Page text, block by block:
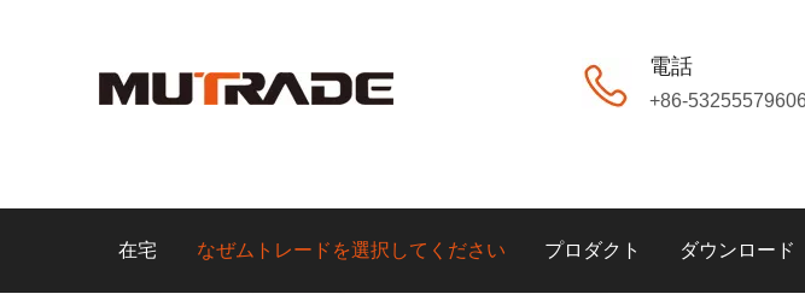
電話
+86-
在宅 なぜムトレードを選択してください プロダクト ダウンロード